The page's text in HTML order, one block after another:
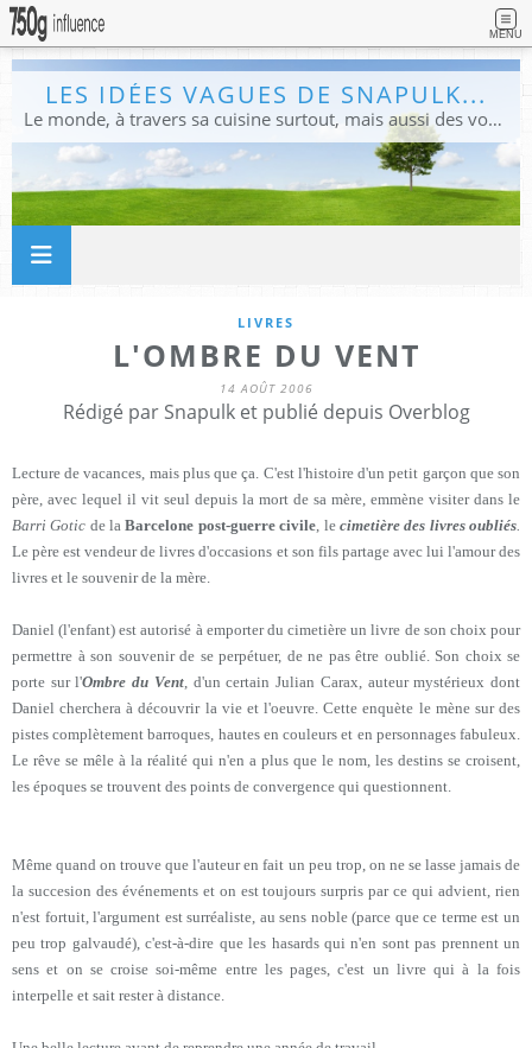
MENU
LES IDÉES VAGUES DE SNAPULK...
Le monde, à travers sa cuisine surtout, mais aussi des voyages, et des idées.
LIVRES
L'OMBRE DU VENT
14 AOÛT 2006
Rédigé par Snapulk et publié depuis Overblog
Lecture de vacances, mais plus que ça. C'est l'histoire d'un petit garçon que son
père, avec lequel il vit seul depuis la mort de sa mère, emmène visiter dans le
Barri Gotic de laBarcelone post-guerre civile , le cimetière des livres oubliés
Le père est vendeur de livres d'occasions et son fils partage avec lui l'amour des
livres et le souvenir de la mère.
Daniel (l'enfant) est autorisé à emporter du cimetière un livre de son choix pour
permettre à son souvenir de se perpétuer, de ne pas être oublié. Son choix se
porte sur l'Ombre du Vent, d'un certain Julian Carax, auteur mystérieux dont
Daniel cherchera à découvrir la vie et l'oeuvre. Cette enquète le mène sur des
pistes complètement barroques, hautes en couleurs et en personnages fabuleux.
Le rêve se mêle à la réalité qui n'en a plus que le nom, les destins se croisent,
les époques se trouvent des points de convergence qui questionnent.
Même quand on trouve que l'auteur en fait un peu trop, on ne se lasse jamais de
la succesion des événements et on est toujours surpris par ce qui advient, rien
n'est fortuit, l'argument est surréaliste, au sens noble (parce que ce terme est un
peu trop galvaudé), c'est-à-dire que les hasards qui n'en sont pas prennent un
sens et on se croise soi-même entre les pages, c'est un livre qui à la fois
interpelle et sait rester à distance.